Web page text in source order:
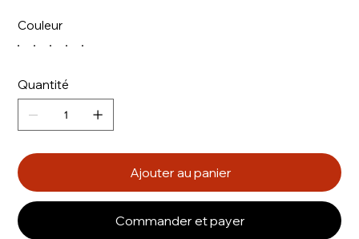
Couleur
Quantité
Ajouter au panier
Commander et payer